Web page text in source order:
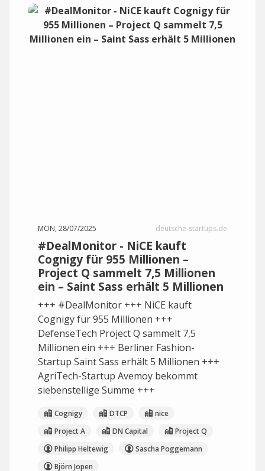
MON, 28/07/2025 deutsche-startups.de
#DealMonitor - NiCE kauft
Cognigy für 955 Millionen –
Project Q sammelt 7,5 Millionen
ein – Saint Sass erhält 5 Millionen
+++ #DealMonitor +++ NiCE kauft
Cognigy für 955 Millionen +++
DefenseTech Project Q sammelt 7,5
Millionen ein +++ Berliner Fashion-
Startup Saint Sass erhält 5 Millionen +++
AgriTech-Startup Avemoy bekommt
siebenstellige Summe +++
Cognigy DTCP
nice
Project A
DN Capital
Project Q
Philipp Heltewig
Sascha Poggemann
Björn Jopen